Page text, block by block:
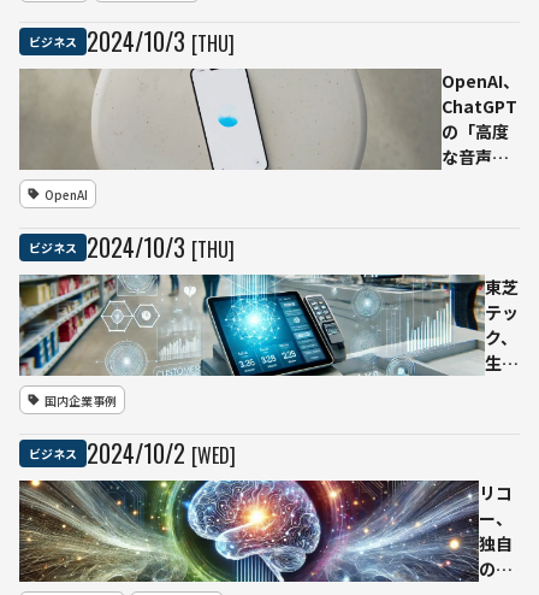
ロジ
ェク
ト」
始動
調達
生成AI
向け
GPUク
ビジネス 2024/10/3 [THU]
OpenAI、
ChatGPT
の「高度
な音声機
OpenAI
ビジネス 2024/10/3 [THU]
東芝
テッ
ク、
生成
社
「ジ
ャイ
ナミ
国内企業事例
ビジネス 2024/10/2 [WED]
リコ
ー、
独自
のモ